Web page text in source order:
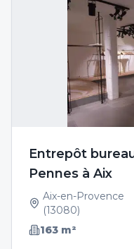
Entrepôt
Pennes à Aix
Aix-en-Provence
(13080)
163 m²